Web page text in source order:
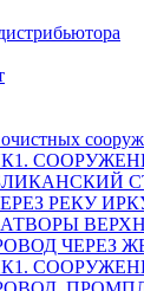
РЕКУ
ЧЕРЕЗ